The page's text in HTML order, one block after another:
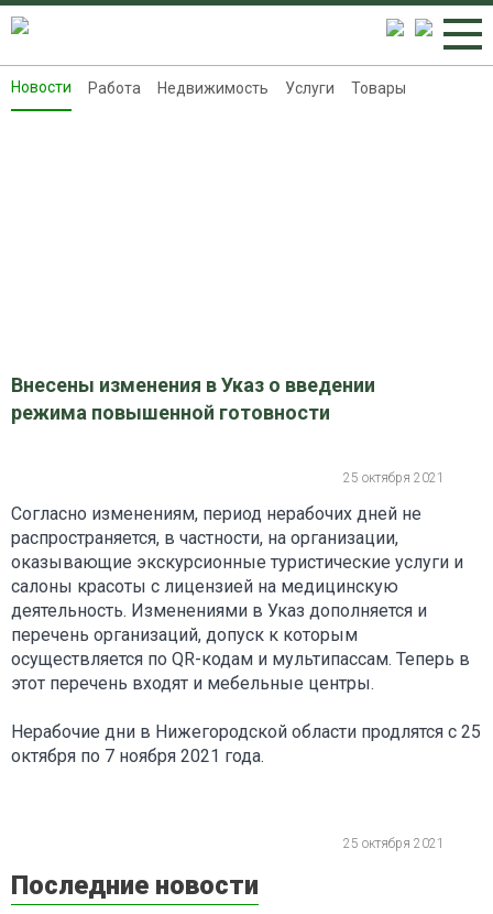
Новости
Новости Работа Недвижимость Услуги Товары
Внесены изменения в Указ о введении
режима повышенной готовности
25 октября 2021
Согласно изменениям, период нерабочих дней не
распространяется, в частности, на организации,
оказывающие экскурсионные туристические услуги и
салоны красоты с лицензией на медицинскую
деятельность. Изменениями в Указ дополняется и
перечень организаций, допуск к которым
осуществляется по QR-кодам и мультипассам. Теперь в
этот перечень входят и мебельные центры.
Нерабочие дни в Нижегородской области продлятся с 25
октября по 7 ноября 2021 года.
25 октября 2021
Последние новости